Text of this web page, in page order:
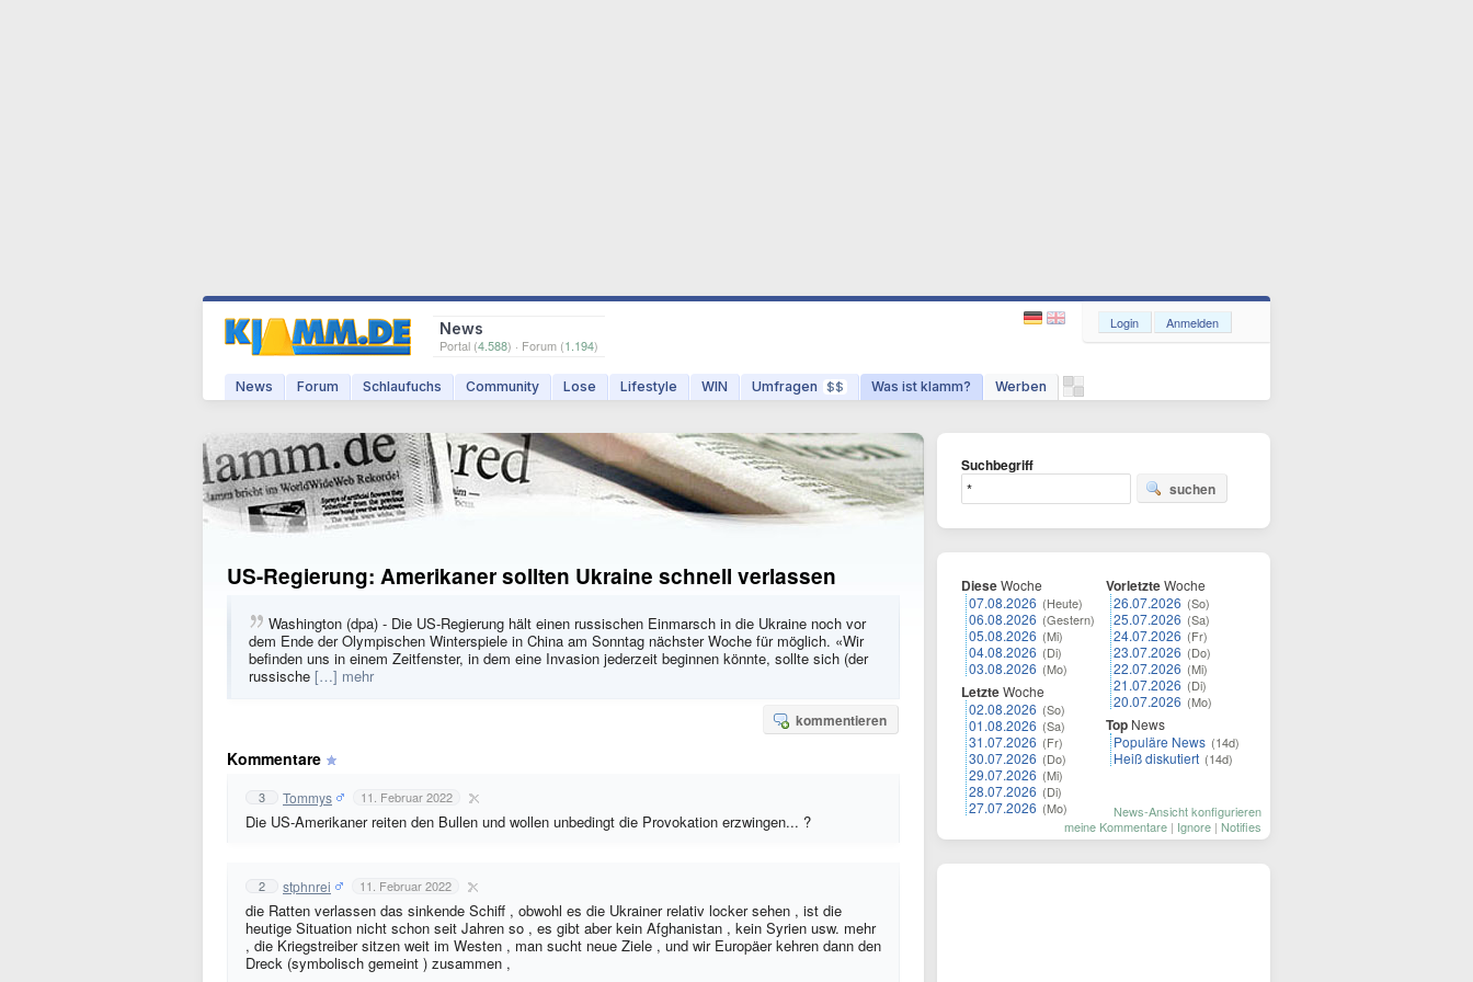
News
Portal (4.588) · Forum (1.194)
News Forum Schlaufuchs Community Lose Lifestyle WIN Umfragen $$ Was ist klamm? Werben
Login Anmelden
US-Regierung: Amerikaner sollten Ukraine schnell verlassen
Washington (dpa) - Die US-Regierung hält einen russischen Einmarsch in die Ukraine noch vor
dem Ende der Olympischen Winterspiele in China am Sonntag nächster Woche für möglich. «Wir
befinden uns in einem Zeitfenster, in dem eine Invasion jederzeit beginnen könnte, sollte sich (der
russische […] mehr
kommentieren
Kommentare
3 Tommys 11. Februar 2022
Die US-Amerikaner reiten den Bullen und wollen unbedingt die Provokation erzwingen... ?
2 stphnrei 11. Februar 2022
die Ratten verlassen das sinkende Schiff , obwohl es die Ukrainer relativ locker sehen , ist die
heutige Situation nicht schon seit Jahren so , es gibt aber kein Afghanistan , kein Syrien usw. mehr
, die Kriegstreiber sitzen weit im Westen , man sucht neue Ziele , und wir Europäer kehren dann den
Dreck (symbolisch gemeint ) zusammen ,
Suchbegriff
suchen
DieseWoche
07.08.2026 (Heute)
06.08.2026 (Gestern)
05.08.2026 (Mi)
04.08.2026 (Di)
03.08.2026 (Mo)
LetzteWoche
02.08.2026 (So)
01.08.2026 (Sa)
31.07.2026 (Fr)
30.07.2026 (Do)
29.07.2026 (Mi)
28.07.2026 (Di)
27.07.2026 (Mo)
VorletzteWoche
26.07.2026 (So)
25.07.2026 (Sa)
24.07.2026 (Fr)
23.07.2026 (Do)
22.07.2026 (Mi)
21.07.2026 (Di)
20.07.2026 (Mo)
Top News
Populäre News (14d)
Heiß diskutiert (14d)
News-Ansicht konfigurieren
meine Kommentare | Ignore | Notifies